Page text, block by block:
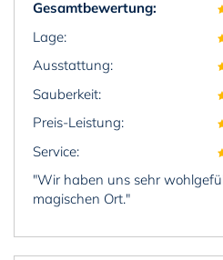
Gesamtbewertung:
Lage:
Ausstattung:
Sauberkeit:
Preis-Leistung:
Service:
"Wir haben uns sehr
magischen Ort."